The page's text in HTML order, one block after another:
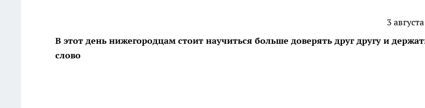
3
В этот день нижегородцам стоит научиться больше доверять друг другу и
слово